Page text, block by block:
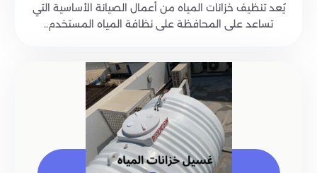
يُعد تنظيف خزانات المياه من أعمال الصيانة الأساسية التي
تساعد على المحافظة على نظافة المياه المستخدم..